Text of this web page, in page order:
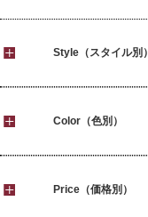
Style（スタイル別）
Color（色別）
Price（価格別）